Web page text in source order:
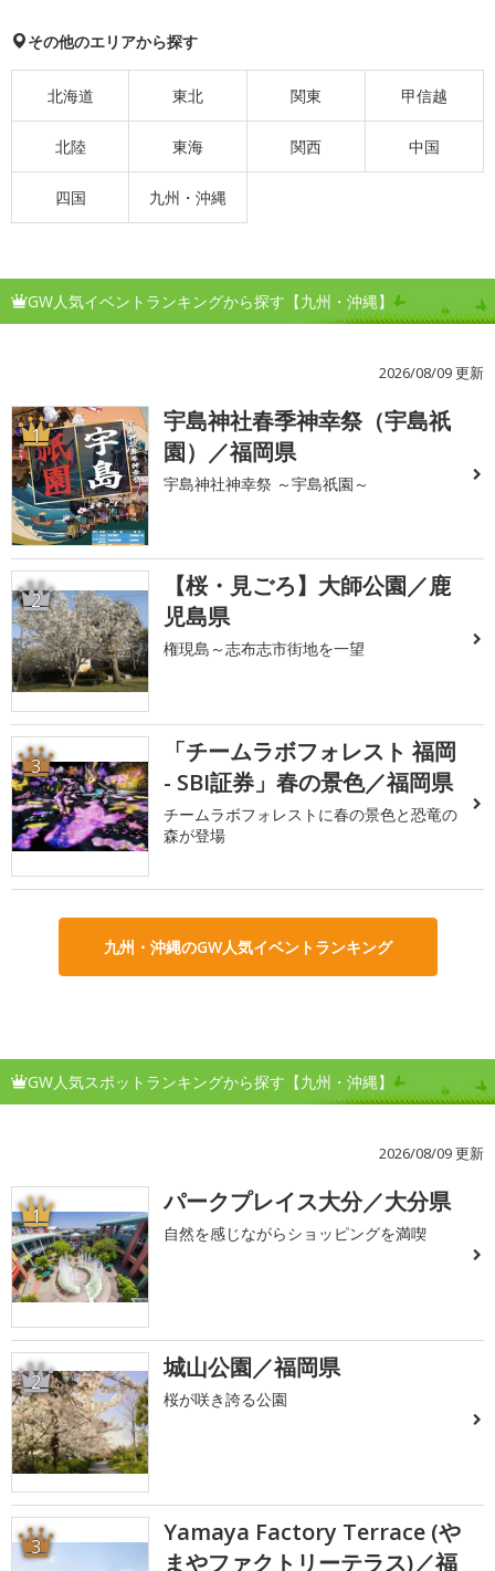
その他のエリアから探す
北海道 東北 関東 甲信越
北陸 東海 関西 中国
四国 九州・沖縄
GW人気イベントランキングから探す【九州・沖縄】
2026/08/09 更新
1
宇島神社春季神幸祭（宇島祇
園）／福岡県
宇島神社神幸祭 ～宇島祇園～
2
【桜・見ごろ】大師公園／鹿
児島県
権現島～志布志市街地を一望
3
「チームラボフォレスト 福岡
- SBI証券」春の景色／福岡県
チームラボフォレストに春の景色と恐竜の
森が登場
九州・沖縄のGW人気イベントランキング
GW人気スポットランキングから探す【九州・沖縄】
2026/08/09 更新
1 パークプレイス大分／大分県
自然を感じながらショッピングを満喫
2 城山公園／福岡県
桜が咲き誇る公園
3
Yamaya Factory Terrace (や
まやファクトリーテラス)／福